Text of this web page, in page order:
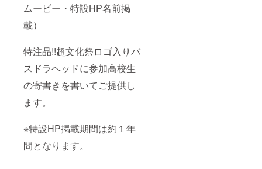
ムービー・特設HP名前掲
載）
特注品!!超文化祭ロゴ入りバ
スドラヘッドに参加高校生
の寄書きを書いてご提供し
ます。
※特設HP掲載期間は約１年
間となります。